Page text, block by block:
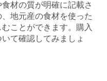
材の質が明確に記載さ
地元産の食材を使った
ことができます。購入
て確認してみましょ